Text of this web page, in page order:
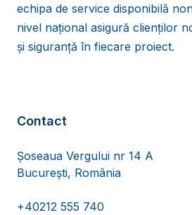
echipa de service disponibilă
nivel național asigură clienților
și siguranță în fiecare proiect.
Contact
Șoseaua Vergului nr 14 A
București, România
+40212 555 740